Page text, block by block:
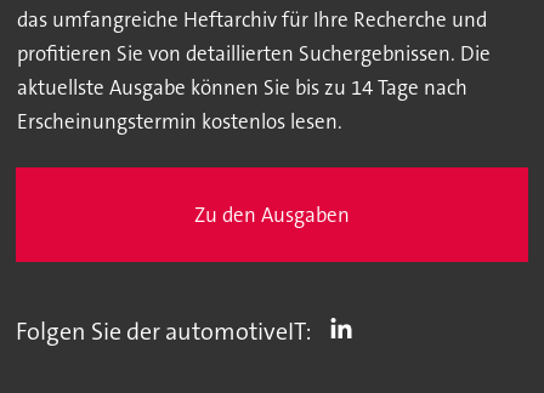
das umfangreiche Heftarchiv für Ihre Recherche und
profitieren Sie von detaillierten Suchergebnissen. Die
aktuellste Ausgabe können Sie bis zu 14 Tage nach
Erscheinungstermin kostenlos lesen.
Zu den Ausgaben
Folgen Sie der automotiveIT: